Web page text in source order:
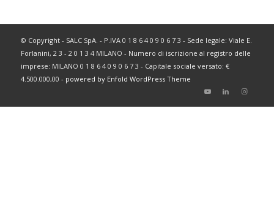
© Copyright - SALC SpA. - P.IVA 0 1 8 6 4 0 9 0 6 7 3 - Sede legale: Viale E.
Forlanini, 2 3 - 2 0 1 3 4 MILANO - Numero di iscrizione al registro delle
imprese: MILANO 0 1 8 6 4 0 9 0 6 7 3 - Capitale sociale versato: €
4.500.000,00 - powered by Enfold WordPress Theme